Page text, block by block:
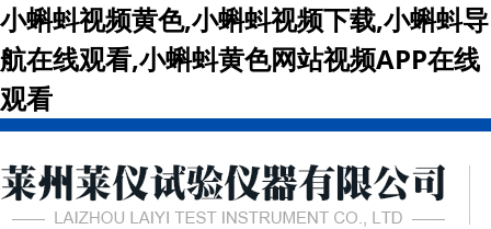
小蝌蚪视频黄色,小蝌蚪视频下载,小蝌蚪导
航在线观看,小蝌蚪黄色网站视频APP在线
观看